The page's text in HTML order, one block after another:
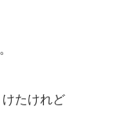
けたけれど